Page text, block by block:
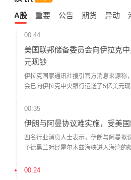
A股 重要 公告 期货 异动
00:44
美国联邦储备委员会向伊拉克
元现钞
伊拉克国家通讯社援引官方消息来源称
会已向伊拉克中央银行运送了5亿美元
00:35
伊朗与阿曼协议难实施，受美
四名行业消息人士表示，伊朗与阿曼拟
予德黑兰对经霍尔木兹海峡进入海湾的
以实施。（财联社）
00:24